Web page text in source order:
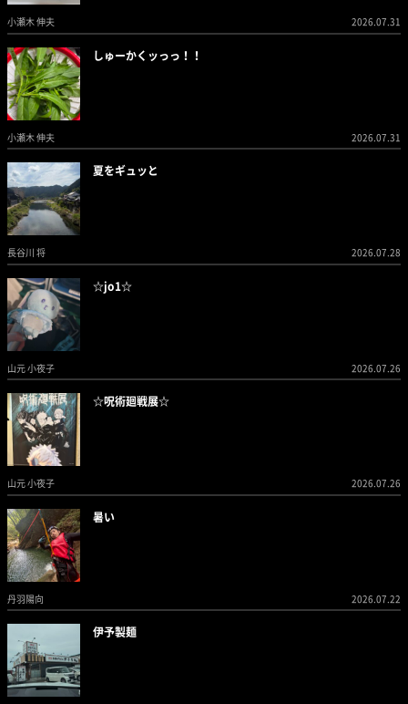
小瀬木 伸夫 2026.07.31
しゅーかくッっっ！！
小瀬木 伸夫 2026.07.31
夏をギュッと
長谷川 将 2026.07.28
☆jo1☆
山元 小夜子 2026.07.26
☆呪術廻戦展☆
山元 小夜子 2026.07.26
暑い
丹羽陽向 2026.07.22
伊予製麺